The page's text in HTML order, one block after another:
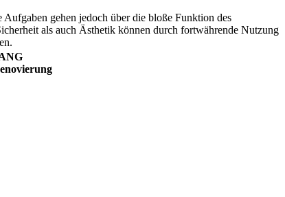
gehen jedoch über die bloße Funktion des
als auch Ästhetik können durch fortwährende Nutzung